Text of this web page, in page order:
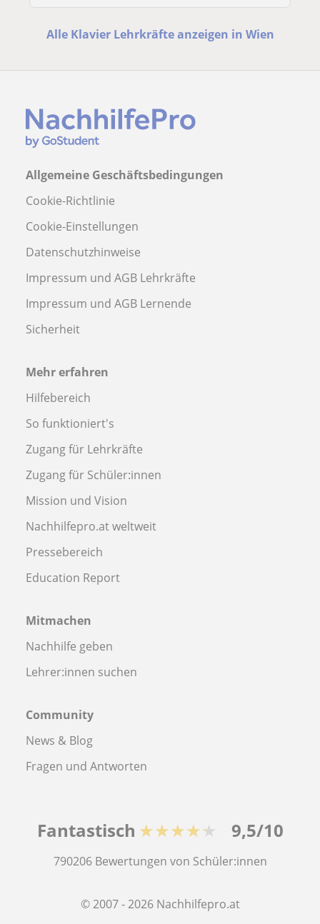
Alle Klavier Lehrkräfte anzeigen in Wien
Allgemeine Geschäftsbedingungen
Cookie-Richtlinie
Cookie-Einstellungen
Datenschutzhinweise
Impressum und AGB Lehrkräfte
Impressum und AGB Lernende
Sicherheit
Mehr erfahren
Hilfebereich
So funktioniert's
Zugang für Lehrkräfte
Zugang für Schüler:innen
Mission und Vision
Nachhilfepro.at weltweit
Pressebereich
Education Report
Mitmachen
Nachhilfe geben
Lehrer:innen suchen
Community
News & Blog
Fragen und Antworten
Fantastisch ★★★★★ 9,5/10
790206 Bewertungen von Schüler:innen
© 2007 - 2026 Nachhilfepro.at